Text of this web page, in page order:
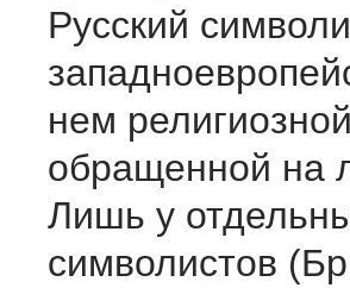
Русский
нем
обращенной на
Лишь у
символистов